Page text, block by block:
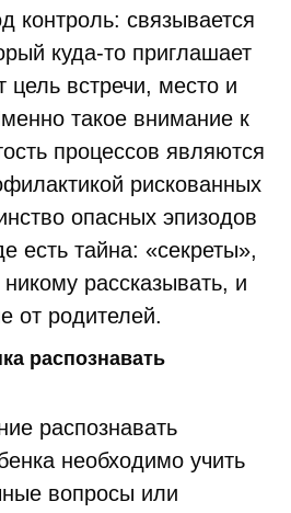
контроль: связывается
куда‑то приглашает
цель встречи, место и
такое внимание к
процессов являются
рискованных
опасных эпизодов
есть тайна: «секреты»,
рассказывать, и
от родителей.
распознавать
распознавать
необходимо учить
вопросы или